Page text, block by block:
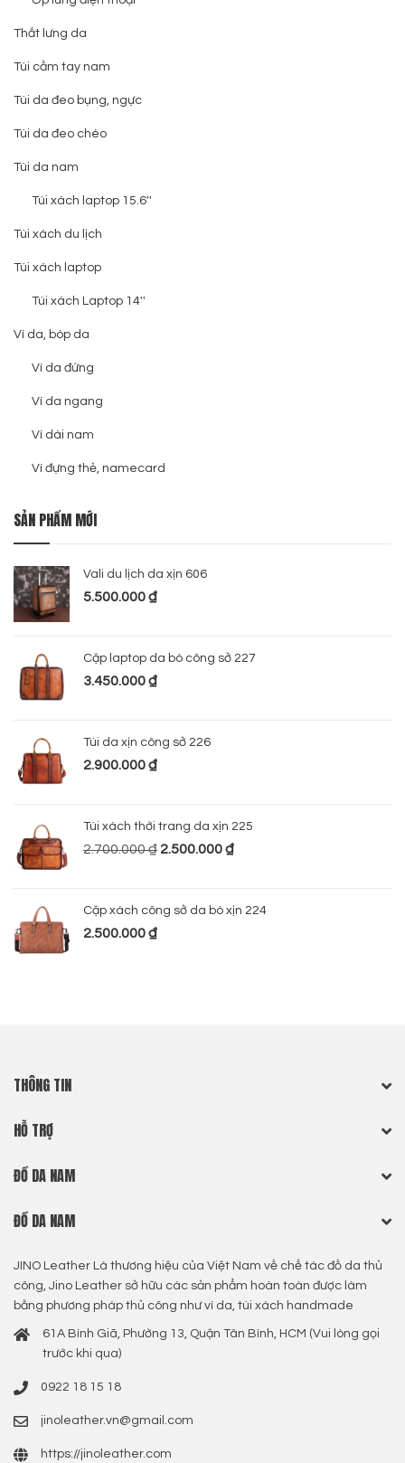
Thắt lưng da
Túi cầm tay nam
Túi da đeo bụng, ngực
Túi da đeo chéo
Túi da nam
Túi xách laptop 15.6''
Túi xách du lịch
Túi xách laptop
Túi xách Laptop 14''
Ví da, bóp da
Ví da đứng
Ví da ngang
Ví dài nam
Ví đựng thẻ, namecard
SẢN PHẨM MỚI
Vali du lịch da xịn 606
5.500.000₫
Cặp laptop da bò công sở 227
3.450.000₫
Túi da xịn công sở 226
2.900.000₫
Túi xách thời trang da xịn 225
2.700.000₫ 2.500.000₫
Cặp xách công sở da bò xịn 224
2.500.000₫
THÔNG TIN
HỖ TRỢ
ĐỒ DA NAM
ĐỒ DA NAM
JINO Leather Là thương hiệu của Việt Nam về chế tác đồ da thủ
công, Jino Leather sở hữu các sản phẩm hoàn toàn được làm
bằng phương pháp thủ công như ví da, túi xách handmade
61A Bình Giã, Phường 13, Quận Tân Bình, HCM (Vui lòng gọi
trước khi qua)
0922 18 15 18
jinoleather.vn@gmail.com
https://jinoleather.com